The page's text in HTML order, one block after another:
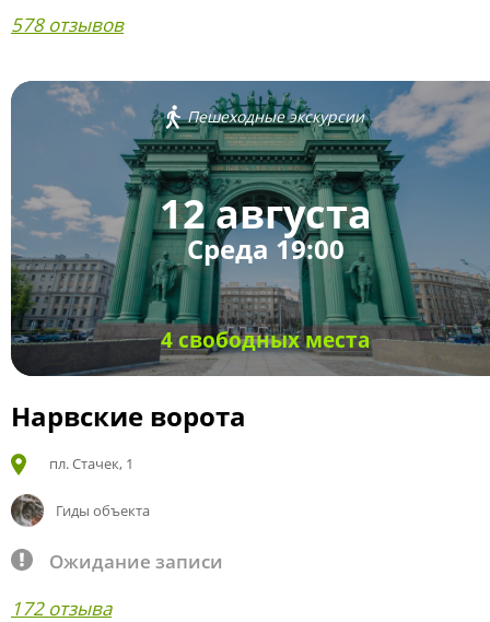
578 отзывов
Пешеходные экскурсии
12 августа
Среда 19:00
4 свободных места
Нарвские ворота
пл. Стачек, 1
Гиды объекта
Ожидание записи
172 отзыва